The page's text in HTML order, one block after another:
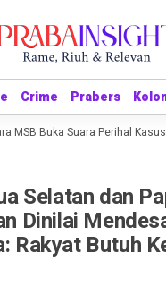
Crime Prabers
Crime Prabers
Buka Suara Perihal Kasus
Selatan dan
Dinilai
Rakyat Butuh